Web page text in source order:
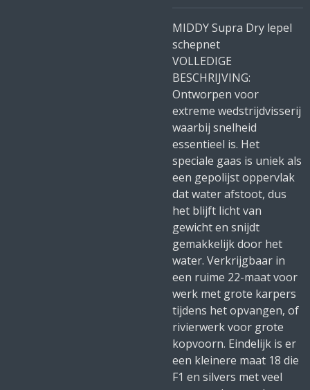
MIDDY Supra Dry lepel
schepnet
VOLLEDIGE
BESCHRIJVING:
Ontworpen voor
extreme wedstrijdvisserij
waarbij snelheid
essentieel is. Het
speciale gaas is uniek als
een gepolijst oppervlak
dat water afstoot, dus
het blijft licht van
gewicht en snijdt
gemakkelijk door het
water. Verkrijgbaar in
een ruime 22-maat voor
werk met grote karpers
tijdens het opvangen, of
rivierwerk voor grote
kopvoorn. Eindelijk is er
een kleinere maat 18 die
F1 en silvers met veel